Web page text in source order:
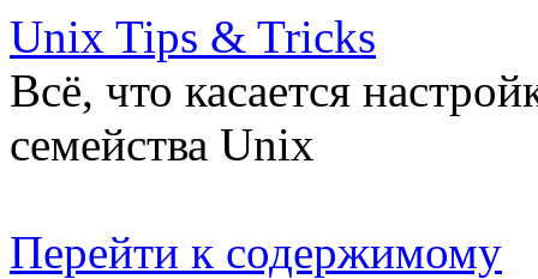
Unix Tips & Tricks
Всё, что касается
семейства Unix
Перейти к содержимому